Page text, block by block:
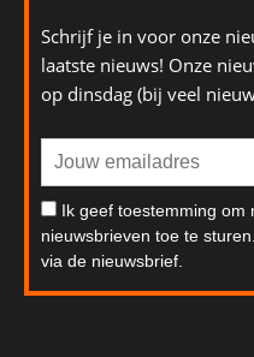
Schrijf je in voor onze
laatste nieuws! Onze
op dinsdag (bij veel
Ik geef toestemming om
nieuwsbrieven toe te
via de nieuwsbrief.